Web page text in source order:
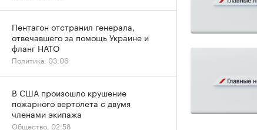
Пентагон отстранил генерала,
отвечавшего за помощь Украине и
фланг НАТО
Политика, 03:06
В США произошло крушение
пожарного вертолета с двумя
членами экипажа
Общество, 02:58